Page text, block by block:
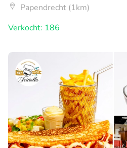
Papendrecht (1km)
Verkocht: 186